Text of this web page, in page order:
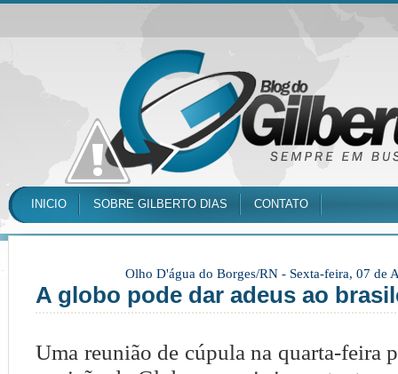
INICIO SOBRE GILBERTO DIAS CONTATO
Olho D'água do Borges/RN - Sexta-feira, 07 de
A globo pode dar adeus ao
Uma reunião de cúpula na quarta-feira